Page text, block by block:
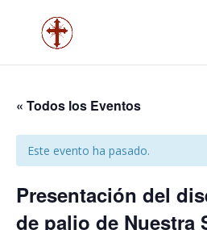
« Todos los Eventos
Este evento ha pasado.
Presentación del
de palio de Nuestra